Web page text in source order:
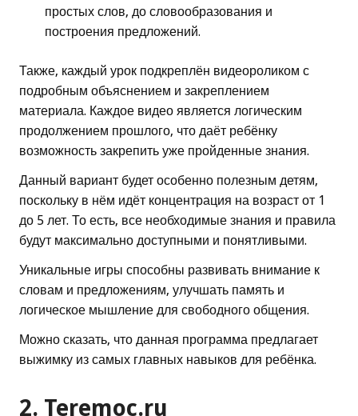
простых слов, до словообразования и
построения предложений.
Также, каждый урок подкреплён видеороликом с
подробным объяснением и закреплением
материала. Каждое видео является логическим
продолжением прошлого, что даёт ребёнку
возможность закрепить уже пройденные знания.
Данный вариант будет особенно полезным детям,
поскольку в нём идёт концентрация на возраст от 1
до 5 лет. То есть, все необходимые знания и правила
будут максимально доступными и понятливыми.
Уникальные игры способны развивать внимание к
словам и предложениям, улучшать память и
логическое мышление для свободного общения.
Можно сказать, что данная программа предлагает
выжимку из самых главных навыков для ребёнка.
2. Teremoc.ru